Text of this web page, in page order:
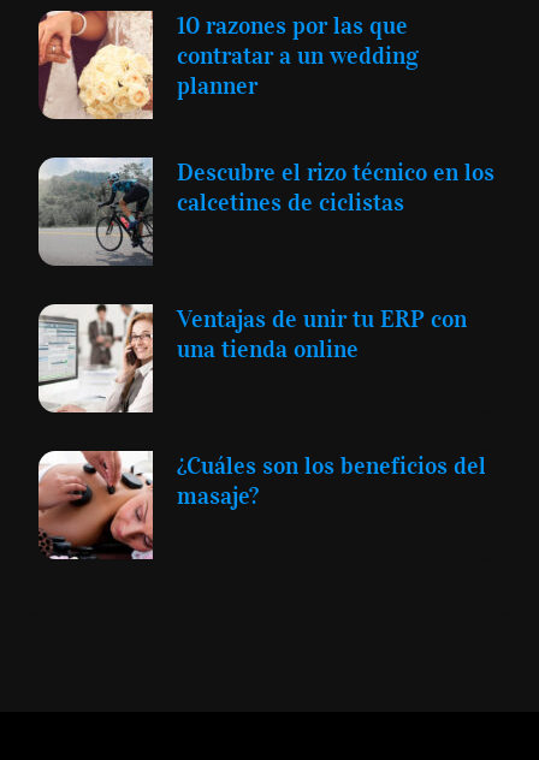
10 razones por las que
contratar a un wedding
planner
Descubre el rizo técnico en los
calcetines de ciclistas
Ventajas de unir tu ERP con
una tienda online
¿Cuáles son los beneficios del
masaje?